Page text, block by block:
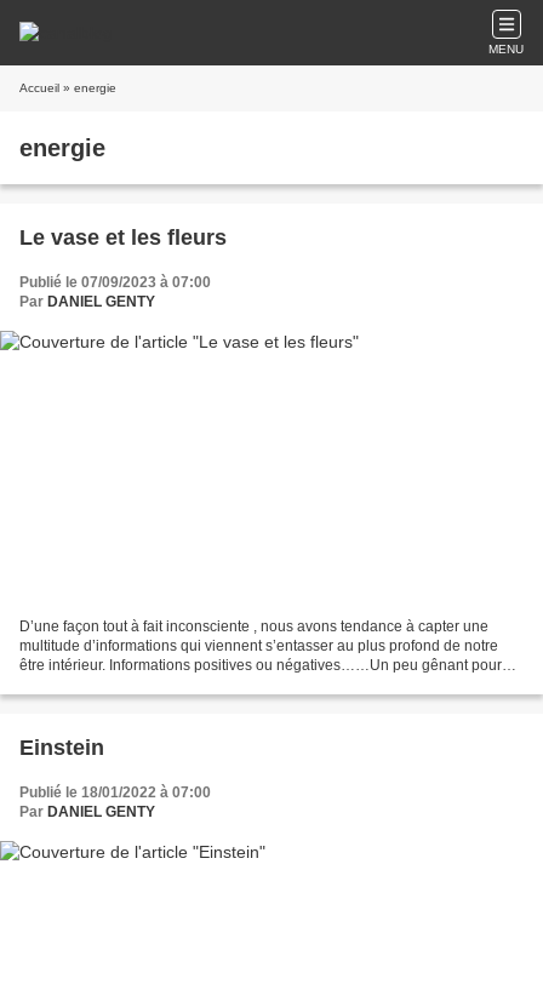
MENU
Accueil » energie
energie
Le vase et les fleurs
Publié le 07/09/2023 à 07:00
Par DANIEL GENTY
D’une façon tout à fait inconsciente , nous avons tendance à capter une
multitude d’informations qui viennent s’entasser au plus profond de notre
être intérieur. Informations positives ou négatives……Un peu gênant pour
Einstein
Publié le 18/01/2022 à 07:00
Par DANIEL GENTY